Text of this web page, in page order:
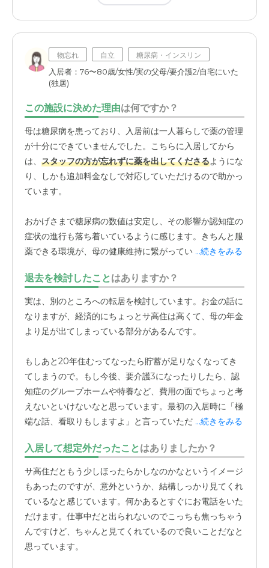
物忘れ 自立 糖尿病・インスリン
入居者：76〜80歳/女性/実の父母/要介護2/自宅にいた
(独居)
この施設に決めた理由は何ですか？
母は糖尿病を患っており、入居前は一人暮らしで薬の管理
が十分にできていませんでした。こちらに入居してから
は、 スタッフの方が忘れずに薬を出してくださるようにな
り、しかも追加料金なしで対応していただけるので助かっ
ています。
おかげさまで糖尿病の数値は安定し、その影響か認知症の
症状の進行も落ち着いているように感じます。きちんと服
薬できる環境が、母の健康維持に繋がっていると実感して
自立が求められ、少し放任的なのかなという先入観があり
ました。しかし、実際は全くそんなことはありませんでし
た。何かあればすぐに電話で連絡をくださいます 。
け細やかに母のことを見てくださっている証拠だと感じて
います。想像していた以上に手厚い見守り体制に、家族と
してとても安心しています。食事は、体調やその日の気分
に合わせて、 自室で食べるか、大広間で食べるかを選べる
ようになっています。大広間で食べれば、同じテーブルに
なっているようです。
お食事自体も、私から見れば「少なくて足りてんのかな」
と思うのですが、母に聞いたら「私たちくらいになるとこ
れくらいでちょうどいいのよ」と言っていました。土曜日
や日曜日のお昼には麺類が出たりして、メニューもバラエ
ティ豊かに出してもらえているので、本人は楽しんでいる
みたいです。
...続きをみる
退去を検討したことはありますか？
実は、別のところへの転居を検討しています。お金の話に
なりますが、経済的にちょっとサ高住は高くて、母の年金
より足が出てしまっている部分があるんです。
もしあと20年住むってなったら貯蓄が足りなくなってき
てしまうので。もし今後、要介護3になったりしたら、認
知症のグループホームや特養など、費用の面でちょっと考
えないといけないなと思っています。最初の入居時に「極
端な話、看取りもしますよ」と言っていただけたので、お
ここで穏やかにいられたら本当は一番いいなとは思うんで
すけどね。
...続きをみる
入居して想定外だったことはありましたか？
サ高住だともう少しほったらかしなのかなというイメージ
もあったのですが、意外というか、結構しっかり見てくれ
ているなと感じています。何かあるとすぐにお電話をいた
だけます。仕事中だと出られないのでこっちも焦っちゃう
んですけど、ちゃんと見てくれているので良いことだなと
思っています。